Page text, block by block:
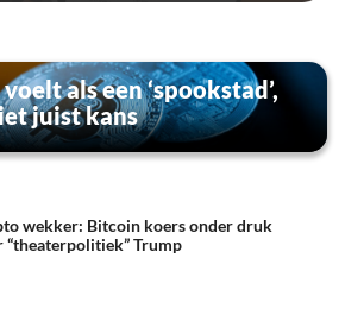
als een ‘spookstad’,
juist kans
wekker: Bitcoin koers onder druk
“theaterpolitiek” Trump